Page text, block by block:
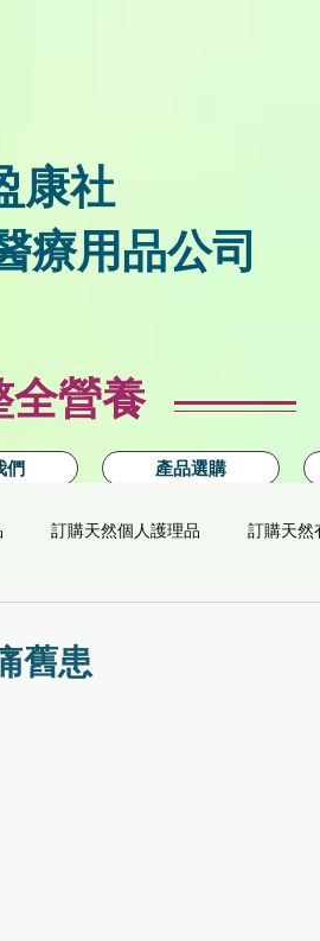
康社
療用品公司
全營養
們 產品選購
訂購天然個人護理品 訂購天然
舊患